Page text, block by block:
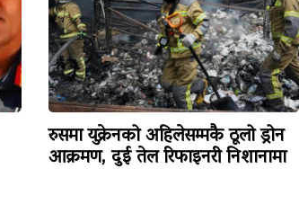
रुसमा युक्रेनको अहिलेसम्मकै ठूलो ड्रोन
आक्रमण, दुई तेल रिफाइनरी निशानामा